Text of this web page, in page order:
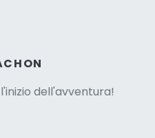
dell'avventura!